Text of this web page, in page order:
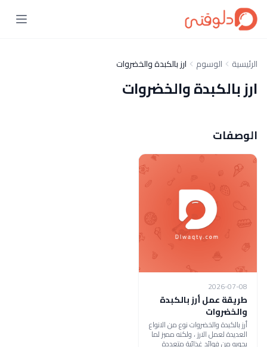
الرئيسية الوسوم ارز بالكبدة والخضروات
ارز بالكبدة والخضروات
الوصفات
2026-07-08
طريقة عمل أرز بالكبدة
والخضروات
أرز بالكبدة والخضروات نوع من الانواع
العديدة لعمل الارز ، ولكنه مميز لما
يحويه من فوائد غذائية متعددة